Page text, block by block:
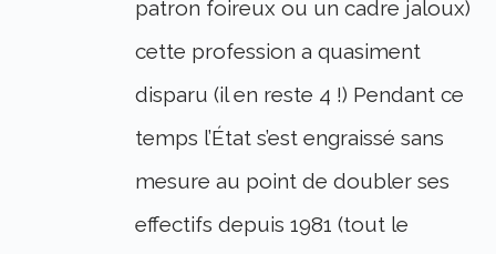
patron foireux ou un cadre jaloux)
cette profession a quasiment
disparu (il en reste 4 !) Pendant ce
temps l’État s’est engraissé sans
mesure au point de doubler ses
effectifs depuis 1981 (tout le